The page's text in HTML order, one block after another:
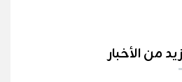
من الأخبار